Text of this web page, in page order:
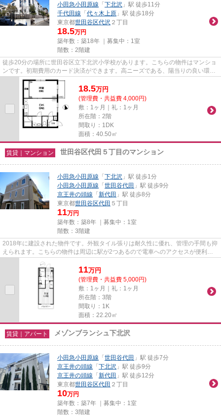
小田急小田原線 「下北沢 」駅 徒歩11分
千代田線 「代々木上原 」駅 徒歩18分
東京都世田谷区代沢 ２丁目
18.5万円
築年数：築18年 ｜募集中： 1室
階数：2階建
徒歩20分の場所に世田谷区立下北沢小学校があります。こちらの物件はマンショ
ンです。初期費用のカード決済ができます。高ニーズである、陽当りの良い環境
を実現した物件となっていま...
18.5万円
(管理費・共益費 4,000円)
敷：1ヶ月｜礼：1ヶ月
所在階：2階
間取り：1DK
面積：40.50㎡
賃貸｜マンション 世田谷区代田５丁目のマンション
小田急小田原線 「下北沢 」駅 徒歩1分
小田急小田原線 「世田谷代田 」駅 徒歩9分
京王井の頭線 「新代田 」駅 徒歩8分
東京都世田谷区代田 ５丁目
11万円
築年数：築8年 ｜募集中： 1室
階数：3階建
2018年に建設された物件です。外観タイル張りは耐久性に優れ、管理の手間も抑
えられます。こちらの物件は周辺に駅が2つあるので電車へのアクセスが便利な
物件です。初期費用をカードで...
11万円
(管理費・共益費 5,000円)
敷：1ヶ月｜礼：1ヶ月
所在階：3階
間取り：1K
面積：22.20㎡
賃貸｜アパート メゾンブランシュ下北沢
小田急小田原線 「世田谷代田 」駅 徒歩7分
京王井の頭線 「下北沢 」駅 徒歩9分
京王井の頭線 「新代田 」駅 徒歩12分
東京都世田谷区代田 ２丁目
10万円
築年数：築7年 ｜募集中： 1室
階数：3階建